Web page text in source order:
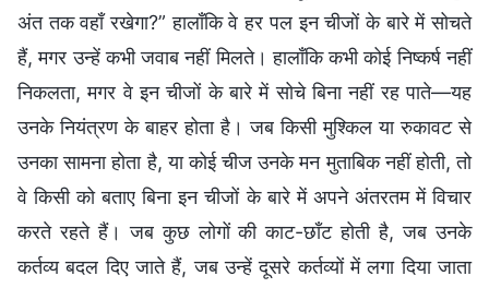
अंत तक वहाँ रखेगा?” हालाँकि वे हर पल इन चीजों के बारे में सोचते
हैं, मगर उन्हें कभी जवाब नहीं मिलते। हालाँकि कभी कोई निष्कर्ष नहीं
निकलता, मगर वे इन चीजों के बारे में सोचे बिना नहीं रह पाते—यह
उनके नियंत्रण के बाहर होता है। जब किसी मुश्किल या रुकावट से
उनका सामना होता है, या कोई चीज उनके मन मुताबिक नहीं होती, तो
वे किसी को बताए बिना इन चीजों के बारे में अपने अंतरतम में विचार
करते रहते हैं। जब कुछ लोगों की काट-छाँट होती है, जब उनके
कर्तव्य बदल दिए जाते हैं, जब उन्हें दूसरे कर्तव्यों में लगा दिया जाता